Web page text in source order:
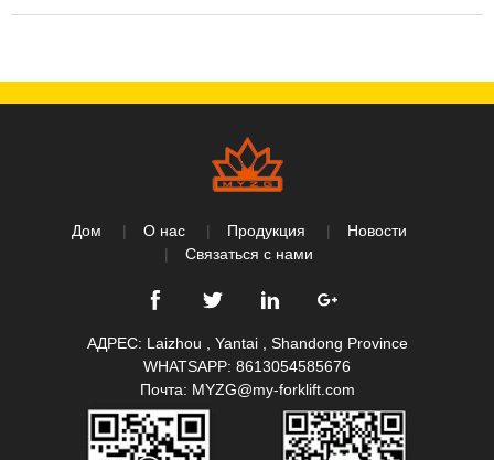
Дом О нас Продукция
Новости
Связаться с нами
АДРЕС: Laizhou , Yantai , Shandong Province
WHATSAPP: 8613054585676
Почта: MYZG@my-forklift.com